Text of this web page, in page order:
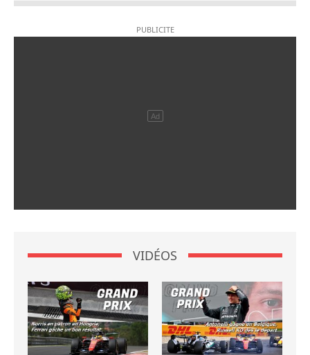
VIDÉOS